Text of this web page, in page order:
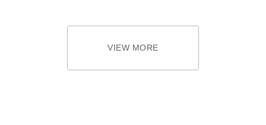
VIEW MORE